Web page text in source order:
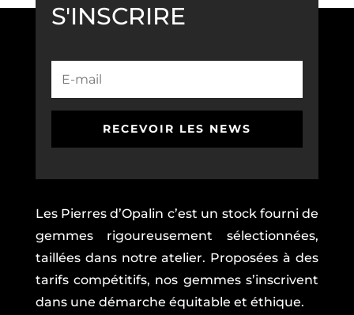
S'INSCRIRE
RECEVOIR LES NEWS
Les Pierres d’Opalin c’est un stock fourni de
gemmes rigoureusement sélectionnées,
taillées dans notre atelier. Proposées à des
tarifs compétitifs, nos gemmes s’inscrivent
dans une démarche équitable et éthique.